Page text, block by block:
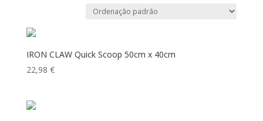
IRON CLAW Quick Scoop 50cm x 40cm
22,98 €